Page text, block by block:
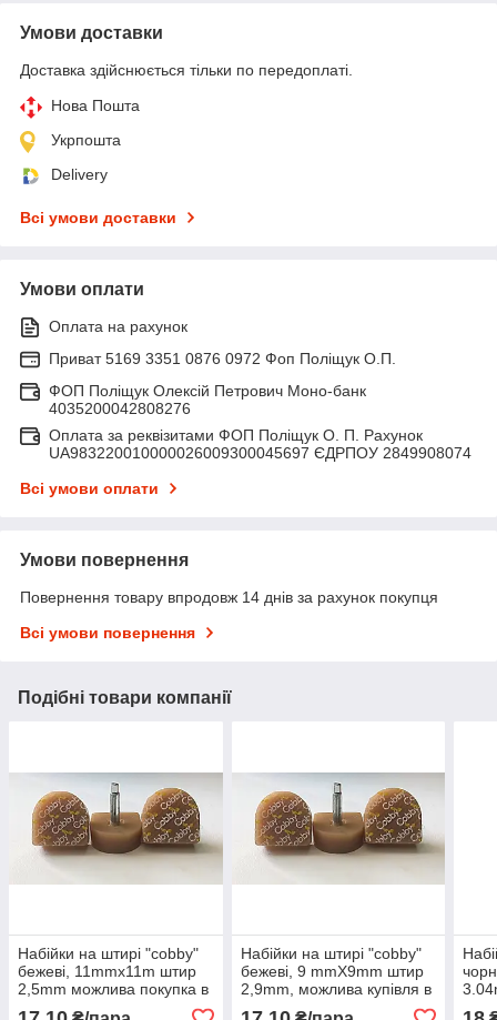
Умови доставки
Доставка здійснюється тільки по передоплаті.
Нова Пошта
Укрпошта
Delivery
Всі умови доставки
Умови оплати
Оплата на рахунок
Приват 5169 3351 0876 0972 Фоп Поліщук О.П.
ФОП Поліщук Олексій Петрович Моно-банк
4035200042808276
Оплата за реквізитами ФОП Поліщук О. П. Рахунок
UA983220010000026009300045697 ЄДРПОУ 2849908074
Всі умови оплати
Умови повернення
Повернення товару впродовж 14 днів за рахунок покупця
Всі умови повернення
Подібні товари компанії
Набійки на штирі "cobby"
бежеві, 11mmx11m штир
2,5mm можлива покупка в
асортименті, преміумклас
Набійки на штирі "cobby"
бежеві, 9 mmX9mm штир
2,9mm, можлива купівля в
асортименті
в